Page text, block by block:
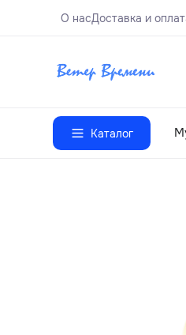
О насДоставка и
Каталог